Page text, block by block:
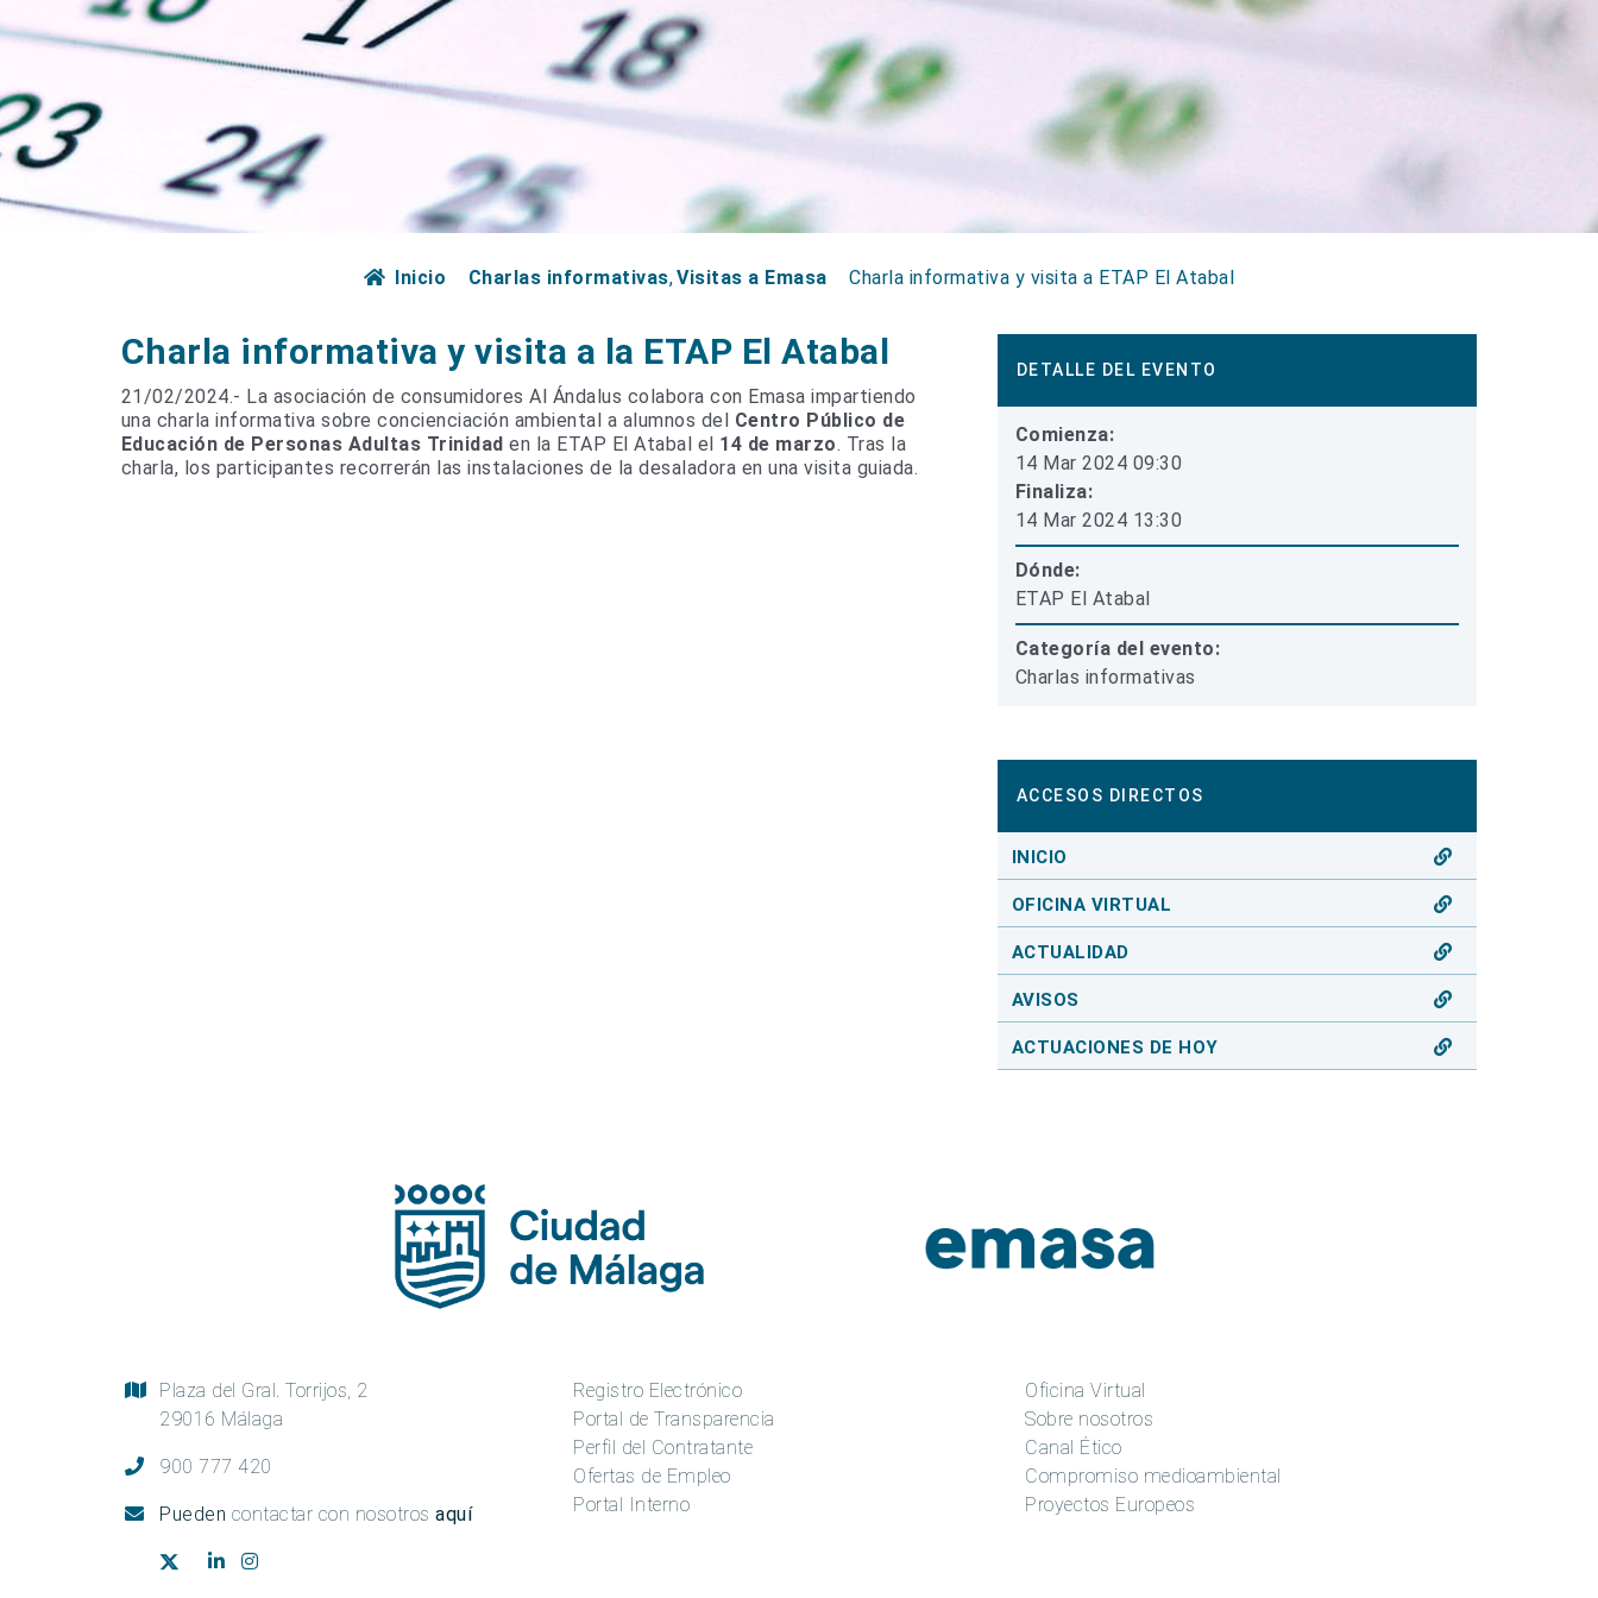
Inicio Charlas informativas Visitas a Emasa Charla informativa y visita a ETAP El Atabal
Charla informativa y visita a la ETAP El Atabal
21/02/2024.- La asociación de consumidores Al Ándalus colabora con Emasa impartiendo
una charla informativa sobre concienciación ambiental a alumnos del Centro Público de
Educación de Personas Adultas Trinidad en la ETAP El Atabal el 14 de marzo. Tras la
charla, los participantes recorrerán las instalaciones de la desaladora en una visita guiada.
DETALLE DEL EVENTO
Comienza:
14 Mar 2024 09:30
Finaliza:
14 Mar 2024 13:30
Dónde:
ETAP El Atabal
Categoría del evento:
Charlas informativas
ACCESOS DIRECTOS
INICIO
OFICINA VIRTUAL
ACTUALIDAD
AVISOS
ACTUACIONES DE HOY
Plaza del Gral. Torrijos, 2
29016 Málaga
900 777 420
Pueden contactar con nosotros aquí
Registro Electrónico
Portal de Transparencia
Perfil del Contratante
Ofertas de Empleo
Portal Interno
Oficina Virtual
Sobre nosotros
Canal Ético
Compromiso medioambiental
Proyectos Europeos